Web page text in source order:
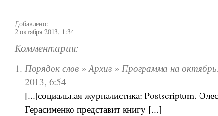
Добавлено:
2 октября 2013, 1:34
Комментарии:
Порядок слов » Архив » Программа на октябрь
2013, 6:54
[...]социальная журналистика: Postscriptum.
Герасименко представит книгу [...]